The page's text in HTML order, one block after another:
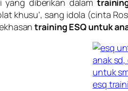
yang diberikan dalam
khusu’, sang idola (cinta
training ESQ untuk